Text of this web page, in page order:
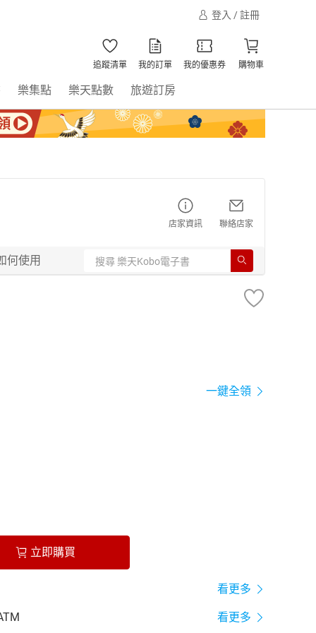
登入 / 註冊
追蹤清單 我的訂單 我的優惠券 購物車
樂集點 樂天點數 旅遊訂房
店家資訊 聯絡店家
何使用
一鍵全領
立即購買
看更多
看更多